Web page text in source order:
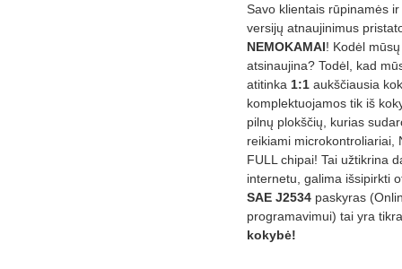
Savo klientais rūpinamės
versijų atnaujinimus
NEMOKAMAI! Kodėl
atsinaujina? Todėl, kad
atitinka 1:1 aukščiausia
komplektuojamos tik iš
pilnų plokščių, kurias
reikiami microkontroliariai,
FULL chipai! Tai užtikrina
internetu, galima išsipirkti
SAE J2534 paskyras
programavimui) tai yra
kokybė!